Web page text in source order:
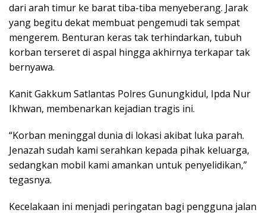
dari arah timur ke barat tiba-tiba menyeberang. Jarak
yang begitu dekat membuat pengemudi tak sempat
mengerem. Benturan keras tak terhindarkan, tubuh
korban terseret di aspal hingga akhirnya terkapar tak
bernyawa.
Kanit Gakkum Satlantas Polres Gunungkidul, Ipda Nur
Ikhwan, membenarkan kejadian tragis ini.
“Korban meninggal dunia di lokasi akibat luka parah.
Jenazah sudah kami serahkan kepada pihak keluarga,
sedangkan mobil kami amankan untuk penyelidikan,”
tegasnya.
Kecelakaan ini menjadi peringatan bagi pengguna jalan